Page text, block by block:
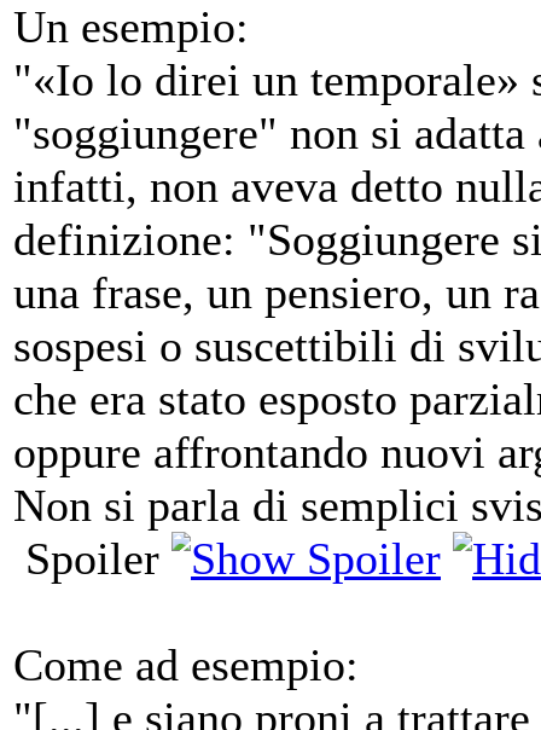
Un esempio:
"«Io lo direi un temporale»
"soggiungere" non si
infatti, non aveva detto
definizione: "Soggiungere
una frase, un pensiero, un
sospesi o suscettibili di
che era stato esposto
oppure affrontando nuovi
Non si parla di semplici
Spoiler
Come ad esempio:
"[...] e siano proni a